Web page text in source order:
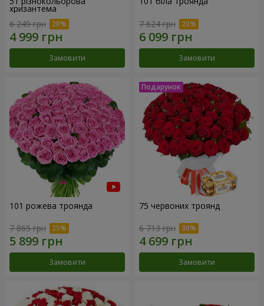
хризантема
6 249 грн
Замовити
7 624 грн
Замовити
101 рожева троянда
7 865 грн
Замовити
75 червоних троянд
6 713 грн
Замовити